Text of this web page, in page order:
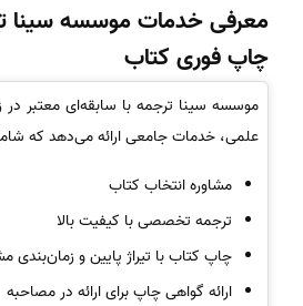
معرفی خدمات موسسه سینا
چاپ فوری کتاب
موسسه سینا ترجمه با سابقه‌ای معتبر
علمی، خدمات جامعی ارائه می‌دهد که
مشاوره انتخاب کتاب
ترجمه تخصصی با کیفیت بالا
چاپ کتاب با تیراژ پایین و
ارائه گواهی چاپ برای ارائه در مصاحبه